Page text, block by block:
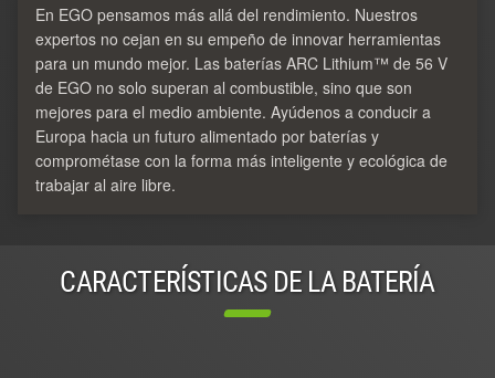
En EGO pensamos más allá del rendimiento. Nuestros
expertos no cejan en su empeño de innovar herramientas
para un mundo mejor. Las baterías ARC Lithium™ de 56 V
de EGO no solo superan al combustible, sino que son
mejores para el medio ambiente. Ayúdenos a conducir a
Europa hacia un futuro alimentado por baterías y
comprométase con la forma más inteligente y ecológica de
trabajar al aire libre.
CARACTERÍSTICAS DE LA BATERÍA